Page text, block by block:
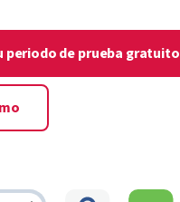
periodo de prueba gratuito